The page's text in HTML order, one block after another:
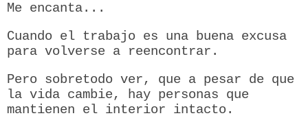
Me encanta...
Cuando el trabajo es una buena excusa
para volverse a reencontrar.
Pero sobretodo ver, que a pesar de que
la vida cambie, hay personas que
mantienen el interior intacto.